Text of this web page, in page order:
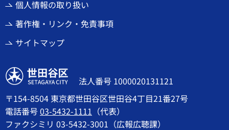
個人情報の取り扱い
著作権・リンク・免責事項
サイトマップ
世田谷区
法人番号 1000020131121
〒154-8504 東京都世田谷区世田谷4丁目21番27号
電話番号03-5432-1111 （代表）
ファクシミリ 03-5432-3001（広報広聴課）